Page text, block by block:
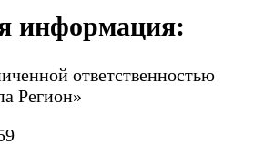
информация:
ответственностью
Регион»